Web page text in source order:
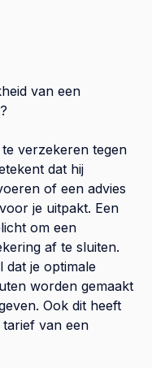
van een
verzekeren tegen
dat hij
of een advies
je uitpakt. Een
om een
af te sluiten.
dat je optimale
worden gemaakt
Ook dit heeft
van een